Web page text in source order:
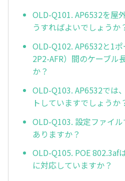
OLD-Q101. AP6532を屋
うすればよいでしょうか
OLD-Q102. AP6532と1
2P2-AFR）間のケーブル
か？
OLD-Q103. AP6532では
トしていますでしょうか
OLD-Q103. 設定ファイ
ありますか？
OLD-Q105. POE 802.3af
に対応していますか？